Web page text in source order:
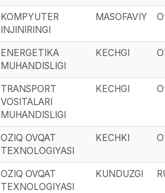
KOMPYUTER
INJINIRINGI
MASOFAVIY
ENERGETIKA
MUHANDISLIGI
KECHGI
TRANSPORT
VOSITALARI
MUHANDISLIGI
KECHGI
OZIQ OVQAT
TEXNOLOGIYASI
KECHKI
OZIQ OVQAT
TEXNOLOGIYASI
KUNDUZGI